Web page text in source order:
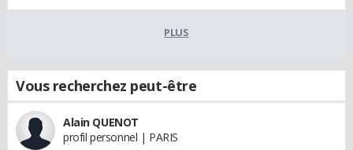
PLUS
Vous recherchez peut-être
Alain QUENOT
profil personnel | PARIS